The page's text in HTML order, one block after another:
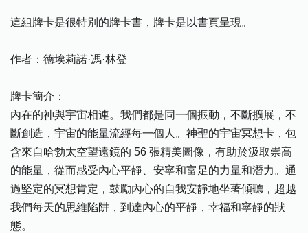
這組牌卡是很特別的牌卡書，牌卡是以書頁呈現。
作者：德埃莉諾·馮·林登
牌卡簡介：
內在的神與宇宙相連。我們都是同一個振動，不斷擴展，不
斷創造，宇宙的能量流經每一個人。神聖的宇宙冥想卡，包
含來自哈勃太空望遠鏡的 56 張精美圖像，有助於汲取崇高
的能量，從而感受內心平靜、安寧和富足的力量和潛力。通
過堅定的冥想肯定，鼓勵內心的自我安靜地坐著傾聽，超越
我們每天的思維陷阱，到達內心的平靜，幸福和寧靜的狀
態。